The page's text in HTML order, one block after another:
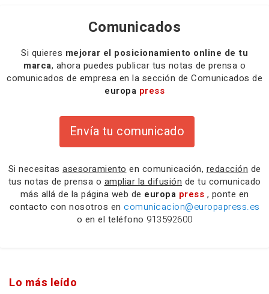
Comunicados
Si quieres mejorar el posicionamiento online de tu
marca, ahora puedes publicar tus notas de prensa o
comunicados de empresa en la sección de Comunicados de
europa press
Envía tu comunicado
Si necesitas asesoramiento en comunicación, redacción de
tus notas de prensa o ampliar la difusión de tu comunicado
más allá de la página web de europa press , ponte en
contacto con nosotros en comunicacion@europapress.es
o en el teléfono 913592600
Lo más leído